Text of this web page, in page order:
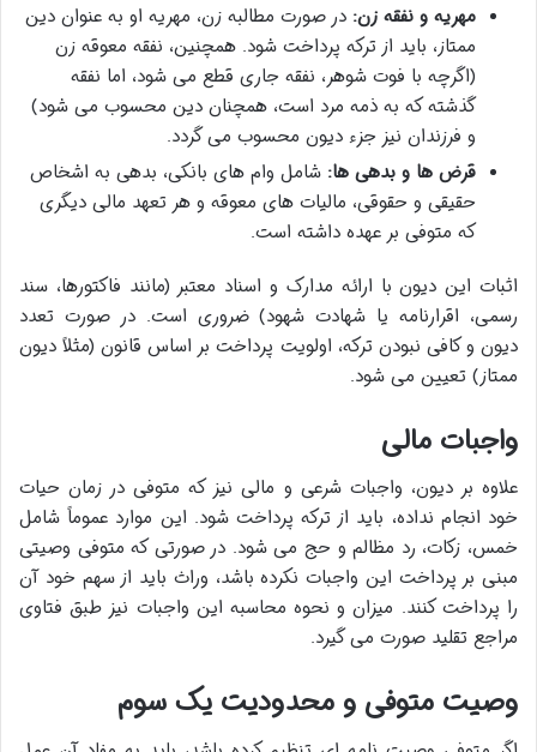
مهریه و نفقه زن: در صورت مطالبه زن، مهریه او به عنوان دین
ممتاز، باید از ترکه پرداخت شود. همچنین، نفقه معوقه زن
(اگرچه با فوت شوهر، نفقه جاری قطع می شود، اما نفقه
گذشته که به ذمه مرد است، همچنان دین محسوب می شود)
و فرزندان نیز جزء دیون محسوب می گردد.
قرض ها و بدهی ها: شامل وام های بانکی، بدهی به اشخاص
حقیقی و حقوقی، مالیات های معوقه و هر تعهد مالی دیگری
که متوفی بر عهده داشته است.
اثبات این دیون با ارائه مدارک و اسناد معتبر (مانند فاکتورها، سند
رسمی، اقرارنامه یا شهادت شهود) ضروری است. در صورت تعدد
دیون و کافی نبودن ترکه، اولویت پرداخت بر اساس قانون (مثلاً دیون
ممتاز) تعیین می شود.
واجبات مالی
علاوه بر دیون، واجبات شرعی و مالی نیز که متوفی در زمان حیات
خود انجام نداده، باید از ترکه پرداخت شود. این موارد عموماً شامل
خمس، زکات، رد مظالم و حج می شود. در صورتی که متوفی وصیتی
مبنی بر پرداخت این واجبات نکرده باشد، وراث باید از سهم خود آن
را پرداخت کنند. میزان و نحوه محاسبه این واجبات نیز طبق فتاوی
مراجع تقلید صورت می گیرد.
وصیت متوفی و محدودیت یک سوم